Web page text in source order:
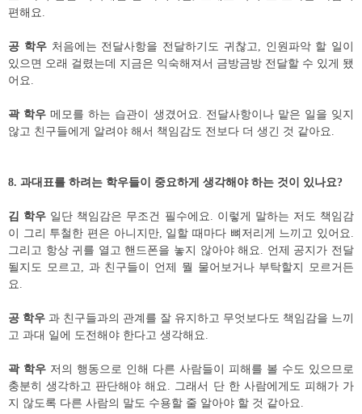
편해요.
공 학우 처음에는 전달사항을 전달하기도 귀찮고, 인원파악 할 일이
있으면 오래 걸렸는데 지금은 익숙해져서 금방금방 전달할 수 있게 됐
어요.
곽 학우메모를 하는 습관이 생겼어요. 전달사항이나 맡은 일을 잊지
않고 친구들에게 알려야 해서 책임감도 전보다 더 생긴 것 같아요.
8. 과대표를 하려는 학우들이 중요하게 생각해야 하는 것이 있나요?
김 학우 일단 책임감은 무조건 필수에요. 이렇게 말하는 저도 책임감
이 그리 투철한 편은 아니지만, 일할 때마다 뼈저리게 느끼고 있어요.
그리고 항상 귀를 열고 핸드폰을 놓지 않아야 해요. 언제 공지가 전달
될지도 모르고, 과 친구들이 언제 뭘 물어보거나 부탁할지 모르거든
요.
공 학우 과 친구들과의 관계를 잘 유지하고 무엇보다도 책임감을 느끼
고 과대 일에 도전해야 한다고 생각해요.
곽 학우 저의 행동으로 인해 다른 사람들이 피해를 볼 수도 있으므로
충분히 생각하고 판단해야 해요. 그래서 단 한 사람에게도 피해가 가
지 않도록 다른 사람의 말도 수용할 줄 알아야 할 것 같아요.